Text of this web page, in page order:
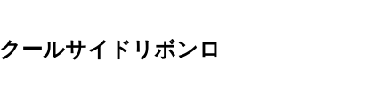
ールサイドリボンロ